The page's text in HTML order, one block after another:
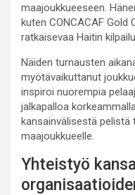
maajoukkueeseen.
kuten CONCACAF Gold
ratkaisevaa Haitin
Näiden turnausten
myötävaikuttanut
inspiroi nuorempia
jalkapalloa
kansainvälisestä
maajoukkueelle.
Yhteistyö